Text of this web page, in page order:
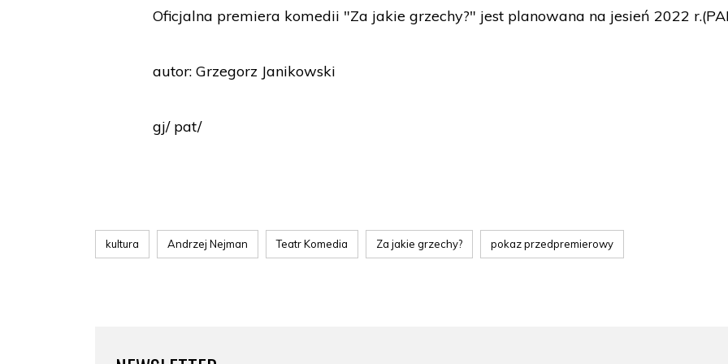
Oficjalna premiera komedii "Za jakie grzechy?" jest planowana na jesień 2022
autor: Grzegorz Janikowski
gj/ pat/
kultura Andrzej Nejman Teatr Komedia Za jakie grzechy? pokaz przedpremierowy